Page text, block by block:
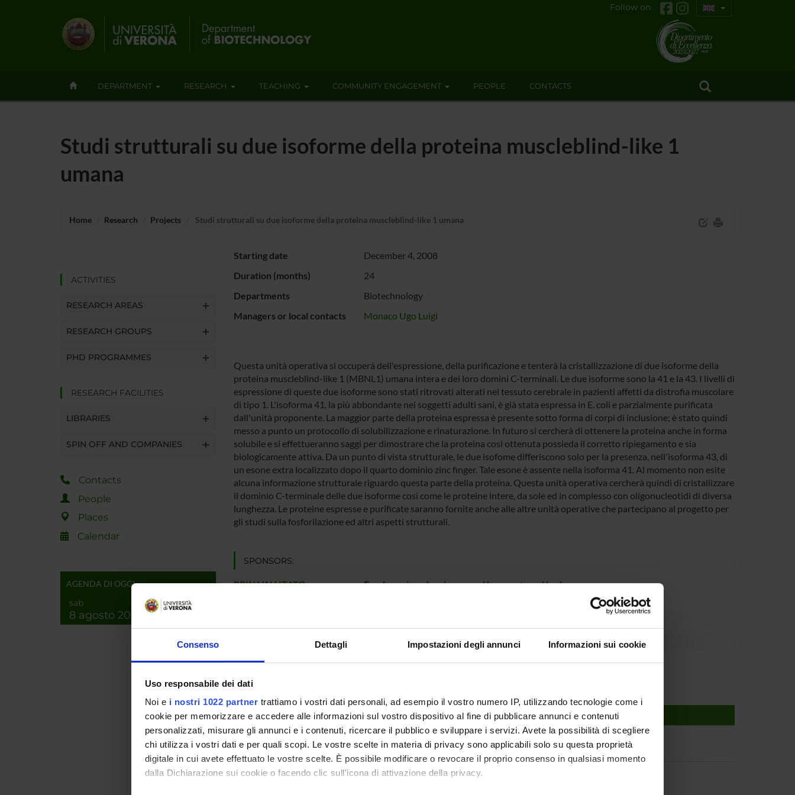
Consenso Dettagli Impostazioni degli annunci Informazioni sui cookie
Uso responsabile dei dati
Noi e i nostri 1022 partner trattiamo i vostri dati personali, ad esempio il vostro numero IP, utilizzando tecnologie come i
cookie per memorizzare e accedere alle informazioni sul vostro dispositivo al fine di pubblicare annunci e contenuti
personalizzati, misurare gli annunci e i contenuti, ricercare il pubblico e sviluppare i servizi. Avete la possibilità di scegliere
chi utilizza i vostri dati e per quali scopi. Le vostre scelte in materia di privacy sono applicabili solo su questa proprietà
digitale in cui avete effettuato le vostre scelte. È possibile modificare o revocare il proprio consenso in qualsiasi momento
dalla Dichiarazione sui cookie o facendo clic sull'icona di attivazione della privacy.
Follow on
DEPARTMENT RESEARCH TEACHING COMMUNITY ENGAGEMENT PEOPLE CONTACTS
Studi strutturali su due isoforme della proteina muscleblind-like 1
umana
Home Research Projects Studi strutturali su due isoforme della proteina muscleblind-like 1 umana
ACTIVITIES
RESEARCH AREAS
RESEARCH GROUPS
PHD PROGRAMMES
RESEARCH FACILITIES
LIBRARIES
SPIN OFF AND COMPANIES
Contacts
People
Places
Calendar
AGENDA DI OGGI
sab
8 agosto 2026
Starting date
December 4, 2008
Duration (months)
24
Departments
Biotechnology
Managers or local contacts
Monaco Ugo Luigi
Questa unità operativa si occuperà dell'espressione, della purificazione e tenterà la cristallizzazione di due isoforme della
proteina muscleblind-like 1 (MBNL1) umana intera e dei loro domini C-terminali. Le due isoforme sono la 41 e la 43. I livelli di
espressione di queste due isoforme sono stati ritrovati alterati nel tessuto cerebrale in pazienti affetti da distrofia muscolare
di tipo 1. L'isoforma 41, la più abbondante nei soggetti adulti sani, è già stata espressa in E. coli e parzialmente purificata
dall'unità proponente. La maggior parte della proteina espressa è presente sotto forma di corpi di inclusione; è stato quindi
messo a punto un protocollo di solubilizzazione e rinaturazione. In futuro si cercherà di ottenere la proteina anche in forma
solubile e si effettueranno saggi per dimostrare che la proteina così ottenuta possieda il corretto ripiegamento e sia
biologicamente attiva. Da un punto di vista strutturale, le due isofome differiscono solo per la presenza, nell'isoforma 43, di
un esone extra localizzato dopo il quarto dominio zinc finger. Tale esone è assente nella isoforma 41. Al momento non esite
alcuna informazione strutturale riguardo questa parte della proteina. Questa unità operativa cercherà quindi di cristallizzare
il dominio C-terminale delle due isoforme così come le proteine intere, da sole ed in complesso con oligonucleotidi di diversa
lunghezza. Le proteine espresse e purificate saranno fornite anche alle altre unità operative che partecipano al progetto per
gli studi sulla fosforilazione ed altri aspetti strutturali.
SPONSORS:
PRIN VALUTATO
Funds:assigned and managed by an external body
PROJECT PARTICIPANTS
Stefano Capaldi Associate Professor Ugo Luigi Monaco
RESEARCH AREAS INVOLVED IN THE PROJECT
Proteomica strutturale, funzionale e di espressione
Biochemistry & Molecular Biology (DBT)
Biochimica e Biologia Molecolare